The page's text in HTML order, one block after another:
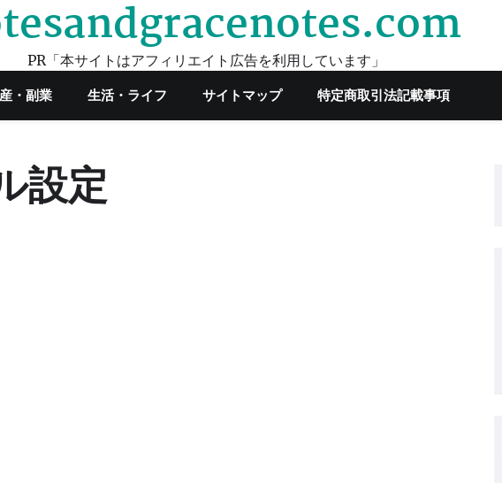
PR「本サイトはアフィリエイト広告を利用しています」
・副業 生活・ライフ サイトマップ 特定商取引法記載事項
設定